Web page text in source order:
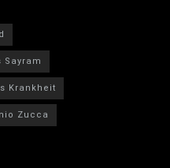
Sayram
Krankheit
Zucca